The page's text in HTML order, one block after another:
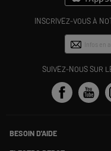
INSCRIVEZ-VOUS À
SUIVEZ-NOUS SUR
BESOIN D'AIDE